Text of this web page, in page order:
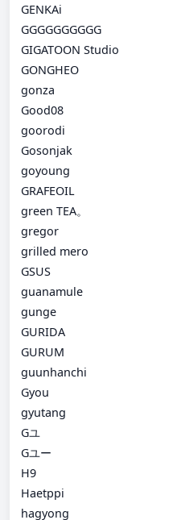
GENKAi
GGGGGGGGGG
GIGATOON Studio
GONGHEO
gonza
Good08
goorodi
Gosonjak
goyoung
GRAFEOIL
green TEA。
gregor
grilled mero
GSUS
guanamule
gunge
GURIDA
GURUM
guunhanchi
Gyou
gyutang
Gユ
Gユー
H9
Haetppi
hagyong